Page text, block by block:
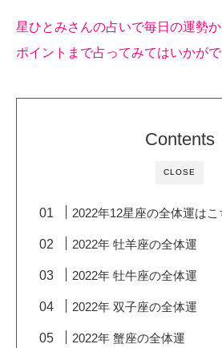
星ひとみさんの占いで毎日の運勢
ポイントまで占ってみてはいかがで
CLOSE
Contents
2022年12星座の全体運はこ
2022年 牡羊座の全体運
2022年 牡牛座の全体運
2022年 双子座の全体運
2022年 蟹座の全体運